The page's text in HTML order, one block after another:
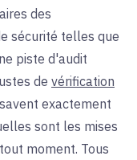
des
sécurité telles que
piste d'audit
de vérification
exactement
sont les mises
moment. Tous